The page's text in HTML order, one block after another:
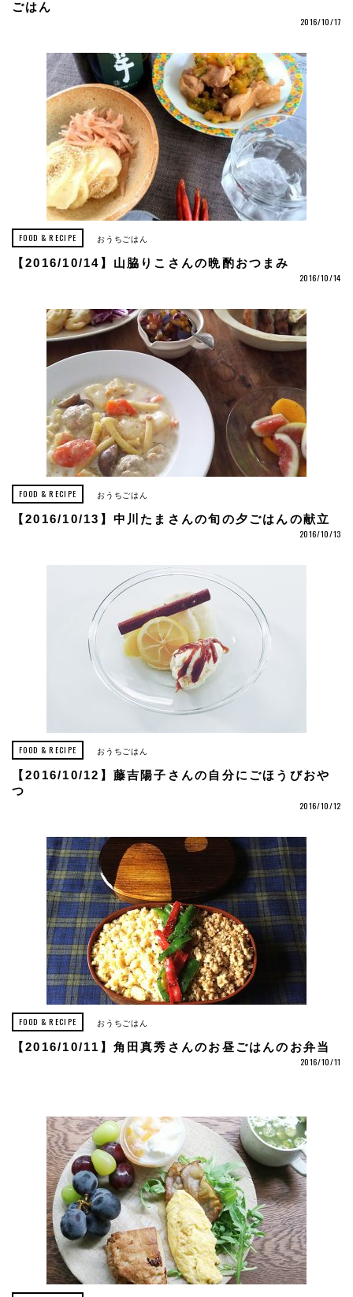
ごはん
2016/10/17
FOOD & RECIPE おうちごはん
【2016/10/14】山脇りこさんの晩酌おつまみ
2016/10/14
FOOD & RECIPE おうちごはん
【2016/10/13】中川たまさんの旬の夕ごはんの献立
2016/10/13
FOOD & RECIPE おうちごはん
【2016/10/12】藤吉陽子さんの自分にごほうびおや
つ
2016/10/12
FOOD & RECIPE おうちごはん
【2016/10/11】角田真秀さんのお昼ごはんのお弁当
2016/10/11